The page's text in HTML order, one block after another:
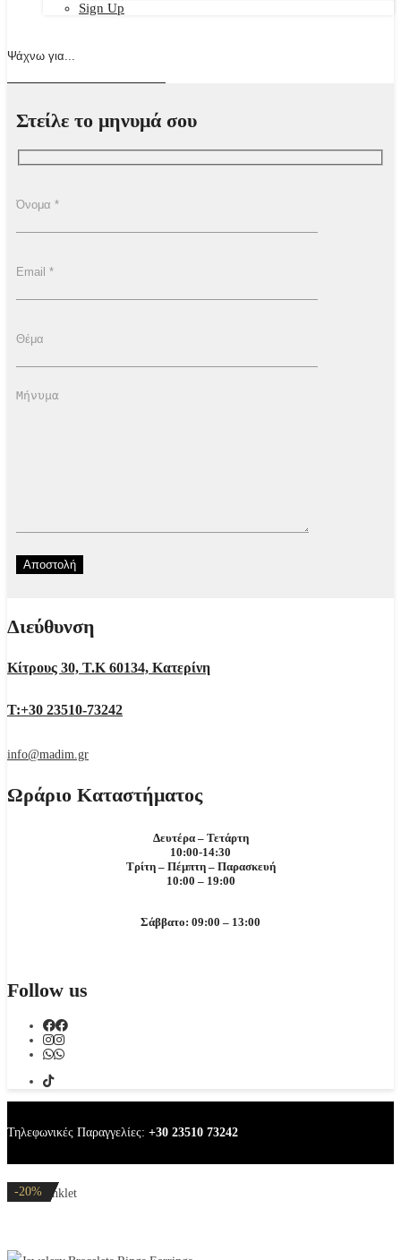
Sign Up
Στείλε το μηνυμά σου
Διεύθυνση
Κίτρους 30, Τ.Κ 60134, Κατερίνη
Τ:+30 23510-73242
info@madim.gr
Ωράριο Καταστήματος
Δευτέρα – Τετάρτη
10:00-14:30
Τρίτη – Πέμπτη – Παρασκευή
10:00 – 19:00
Σάββατο: 09:00 – 13:00
Follow us
Τηλεφωνικές Παραγγελίες: +30 23510 73242
Marine anklet
-20%
-20%
-20%
-20%
-20%